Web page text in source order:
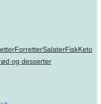
ForretterSalaterFiskKeto
og desserter